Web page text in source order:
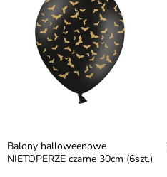
Balony halloweenowe
NIETOPERZE czarne 30cm (6szt.)